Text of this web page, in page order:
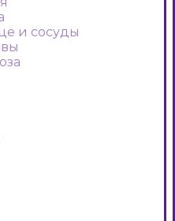
и сосуды